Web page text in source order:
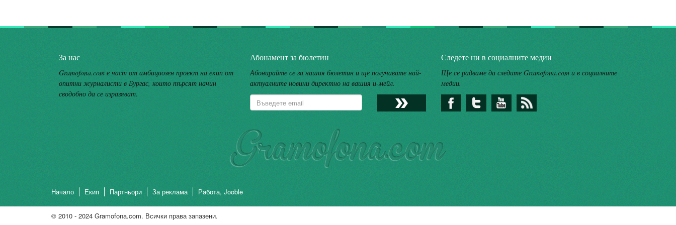
За нас
Gramofona.com е част от амбициозен проект на екип от
опитни журналисти в Бургас, които търсят начин
сводобно да се изразяват.
Абонамент за бюлетин
Абонирайте се за нашия бюлетин и ще получавате най-
актуалните новини директно на вашия и-мейл.
Следете ни в социалните медии
Ще се радваме да следите Gramofona.com и в социалните
медии.
Начало Екип Партньори За реклама Работа, Jooble
© 2010 - 2024 Gramofona.com. Всички права запазени.